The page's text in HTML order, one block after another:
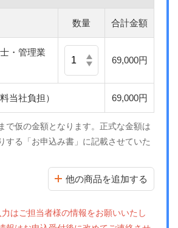
数量 合計金額
・管理業
69,000円
当社負担） 69,000円
で仮の金額となります。正式な金額は
する「お申込み書」に記載させていた
他の商品を追加する
はご担当者様の情報をお願いいたし